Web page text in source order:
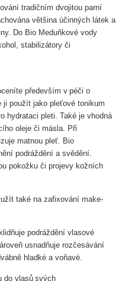
tradičním dvojitou parní
většina účinných látek a
Do Bio Meduňkové vody
stabilizátory či
především v péči o
použít jako pleťové tonikum
hydrataci pleti. Také je vhodná
oleje či másla. Při
matnou pleť. Bio
podráždění a svědění.
pokožku či projevy kožních
také na zafixování make-
podráždění vlasové
usnadňuje rozčesávání
hladké a voňavé.
do vlasů svých